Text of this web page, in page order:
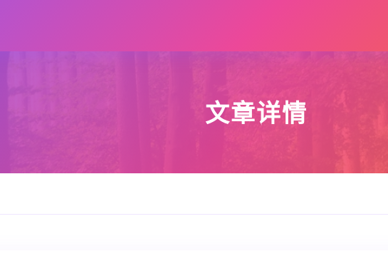
文章详情